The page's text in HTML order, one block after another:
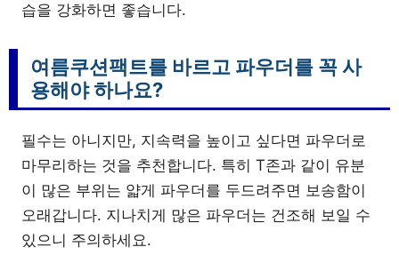
습을 강화하면 좋습니다.
여름쿠션팩트를 바르고 파우더를 꼭 사
용해야 하나요?
필수는 아니지만, 지속력을 높이고 싶다면 파우더로
마무리하는 것을 추천합니다. 특히 T존과 같이 유분
이 많은 부위는 얇게 파우더를 두드려주면 보송함이
오래갑니다. 지나치게 많은 파우더는 건조해 보일 수
있으니 주의하세요.